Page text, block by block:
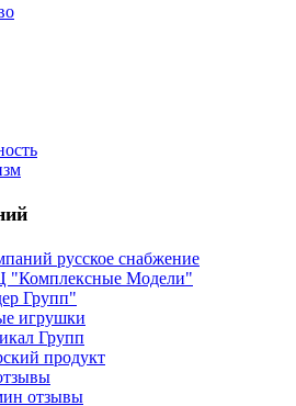
русское снабжение
Модели"
Групп"
игрушки
Групп
продукт
отзывы